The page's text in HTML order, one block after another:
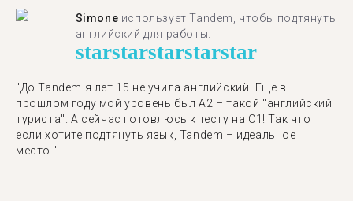
Simone использует Tandem, чтобы подтянуть
английский для работы.
starstarstarstarstar
"До Tandem я лет 15 не учила английский. Еще в
прошлом году мой уровень был A2 – такой "английский
туриста". А сейчас готовлюсь к тесту на C1! Так что
если хотите подтянуть язык, Tandem – идеальное
место."